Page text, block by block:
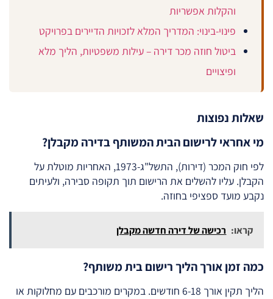
והקלות אפשריות
פינוי-בינוי: המדריך המלא לזכויות הדיירים בפרויקט
ביטול חוזה מכר דירה – עילות משפטיות, הליך מלא
ופיצויים
שאלות נפוצות
מי אחראי לרישום הבית המשותף בדירה מקבלן?
לפי חוק המכר (דירות), התשל"ג-1973, האחריות מוטלת על
הקבלן. עליו להשלים את הרישום תוך תקופה סבירה, ולעיתים
נקבע מועד ספציפי בחוזה.
קראו: רכישה של דירה חדשה מקבלן
כמה זמן אורך הליך רישום בית משותף?
הליך תקין אורך 6-18 חודשים. במקרים מורכבים עם מחלוקות או